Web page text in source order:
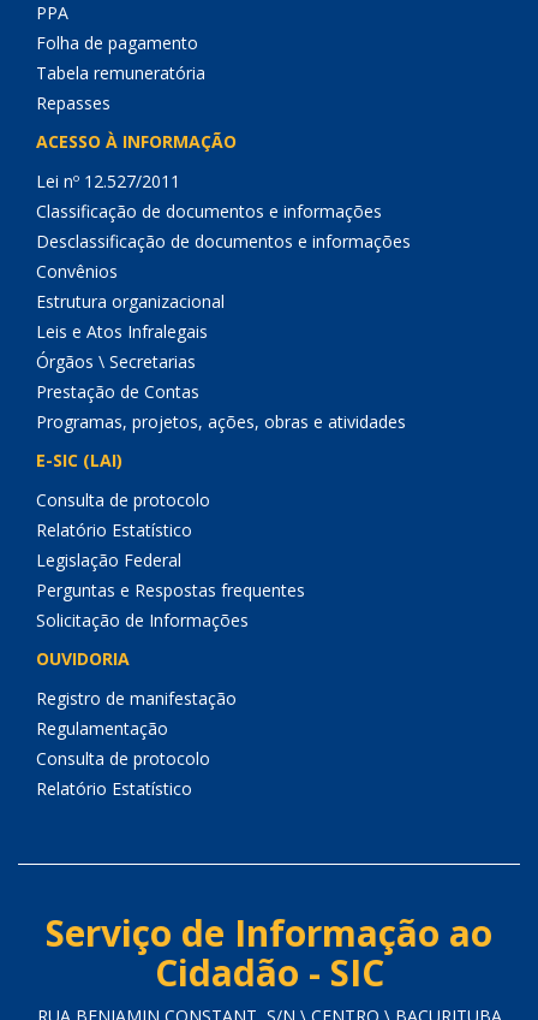
PPA
Folha de pagamento
Tabela remuneratória
Repasses
ACESSO À INFORMAÇÃO
Lei nº 12.527/2011
Classificação de documentos e informações
Desclassificação de documentos e informações
Convênios
Estrutura organizacional
Leis e Atos Infralegais
Órgãos \ Secretarias
Prestação de Contas
Programas, projetos, ações, obras e atividades
E-SIC (LAI)
Consulta de protocolo
Relatório Estatístico
Legislação Federal
Perguntas e Respostas frequentes
Solicitação de Informações
OUVIDORIA
Registro de manifestação
Regulamentação
Consulta de protocolo
Relatório Estatístico
Serviço de Informação ao
Cidadão - SIC